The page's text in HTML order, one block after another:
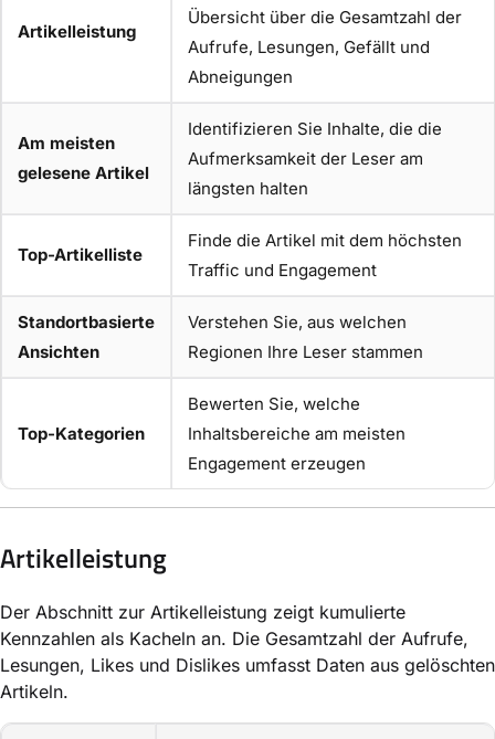
Artikelleistung
Übersicht über die Gesamtzahl der
Aufrufe, Lesungen, Gefällt und
Abneigungen
Am meisten
gelesene Artikel
Identifizieren Sie Inhalte, die die
Aufmerksamkeit der Leser am
längsten halten
Top-Artikelliste
Finde die Artikel mit dem höchsten
Traffic und Engagement
Standortbasierte
Ansichten
Verstehen Sie, aus welchen
Regionen Ihre Leser stammen
Top-Kategorien
Bewerten Sie, welche
Inhaltsbereiche am meisten
Engagement erzeugen
Artikelleistung
Der Abschnitt zur Artikelleistung zeigt kumulierte
Kennzahlen als Kacheln an. Die Gesamtzahl der Aufrufe,
Lesungen, Likes und Dislikes umfasst Daten aus gelöschten
Artikeln.